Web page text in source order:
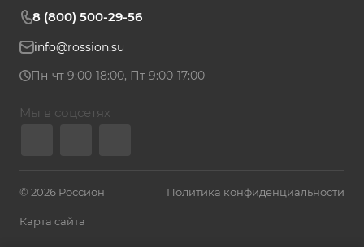
8 (800) 500-29-56
info@rossion.su
Пн-чт 9:00-18:00, Пт 9:00-17:00
Мы в соцсетях
© 2026 Россион Политика конфиденциальности
Карта сайта